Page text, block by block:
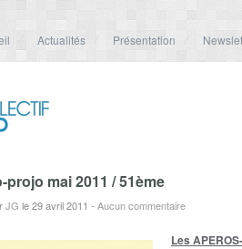
Actualités Présentation
projo mai 2011 / 51ème
JG le 29 avril 2011 - Aucun commentaire
Les